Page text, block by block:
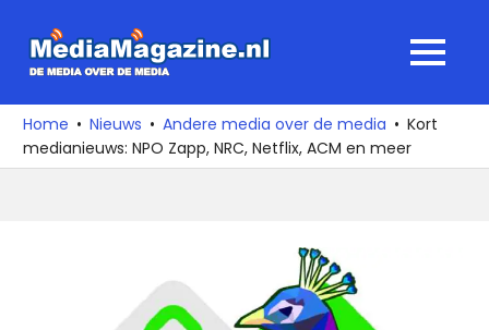
naar
media
over
de
MENU
Home Nieuws Andere media over de media
Kort
medianieuws: NPO Zapp, NRC, Netflix, ACM en meer